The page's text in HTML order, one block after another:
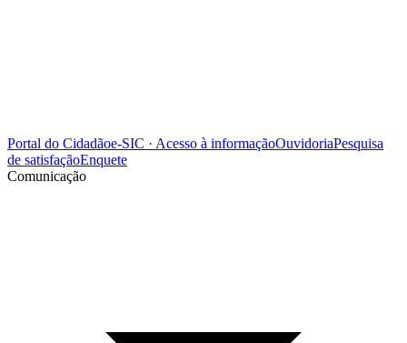
Portal do Cidadãoe-SIC · Acesso à informaçãoOuvidoriaPesquisa
de satisfaçãoEnquete
Comunicação